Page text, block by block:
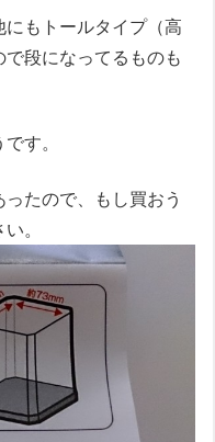
もトールタイプ（高
段になってるものも
す。
たので、もし買おう
。